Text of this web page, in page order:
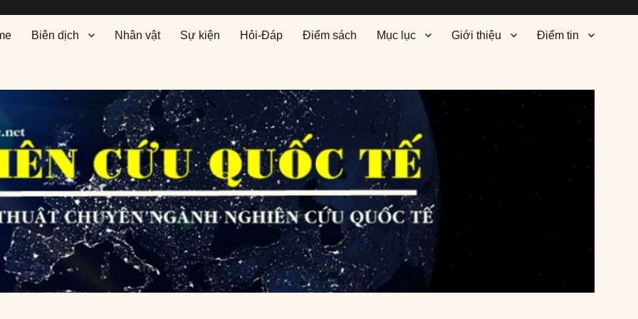
Biên dịch Nhân vật Sự kiện Hỏi-Đáp Điểm sách Mục lục Giới thiệu Điểm tin